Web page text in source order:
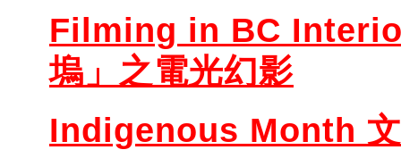
Filming in BC
塢」之電光幻影
Indigenous Month